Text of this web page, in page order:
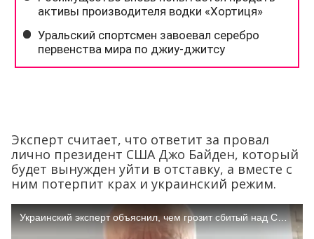
Эксперт считает, что ответит за провал
лично президент США Джо Байден, который
будет вынужден уйти в отставку, а вместе с
ним потерпит крах и украинский режим.